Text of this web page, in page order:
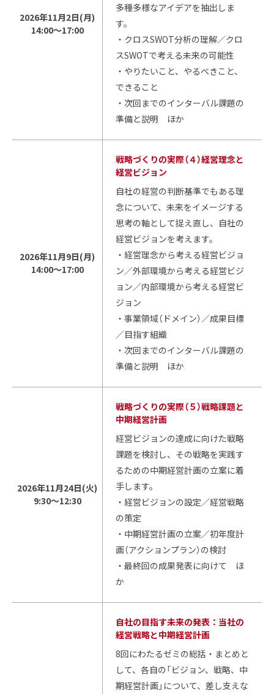
2026年11月2日(月)
14:00～17:00
多種多様なアイデアを抽出しま
す。
・クロスSWOT分析の理解／クロ
スSWOTで考える未来の可能性
・やりたいこと、やるべきこと、
できること
・次回までのインターバル課題の
準備と説明 ほか
2026年11月9日(月)
14:00～17:00
戦略づくりの実際（４）経営理念と
経営ビジョン
自社の経営の判断基準でもある理
念について、未来をイメージする
思考の軸として捉え直し、自社の
経営ビジョンを考えます。
・経営理念から考える経営ビジョ
ン／外部環境から考える経営ビジ
ョン／内部環境から考える経営ビ
ジョン
・事業領域（ドメイン）／成果目標
／目指す組織
・次回までのインターバル課題の
準備と説明 ほか
2026年11月24日(火)
9:30～12:30
戦略づくりの実際（５）戦略課題と
中期経営計画
経営ビジョンの達成に向けた戦略
課題を検討し、その戦略を実践す
るための中期経営計画の立案に着
手します。
・経営ビジョンの設定／経営戦略
の策定
・中期経営計画の立案／初年度計
画（アクションプラン）の検討
・最終回の成果発表に向けて ほ
か
自社の目指す未来の発表：当社の
経営戦略と中期経営計画
8回にわたるゼミの総括・まとめと
して、各自の「ビジョン、戦略、中
期経営計画」について、差し支えな